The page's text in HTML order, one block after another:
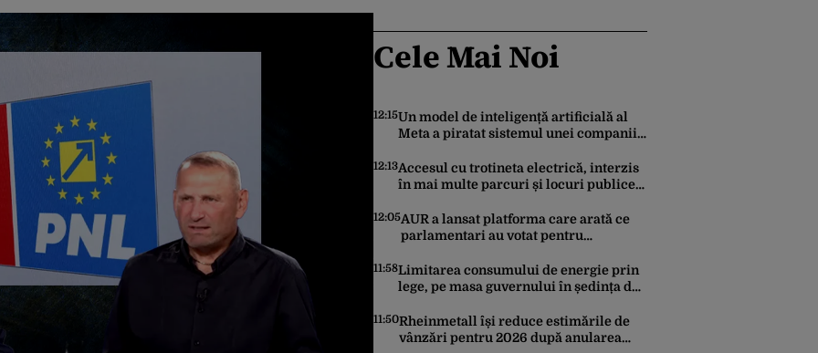
Cele Mai Noi
12:15Un model de inteligență artificială al
Meta a piratat sistemul unei companii
timpul unui test de securitate
12:13Accesul cu trotineta electrică, interzis
în mai multe parcuri și locuri publice
premieră, iar amenzile sunt
usturătoare
12:05AUR a lansat platforma care arată ce
parlamentari au votat pentru
11:58Limitarea consumului de energie prin
lege, pe masa guvernului în ședința de
proiectul în caz de pandemie,
cutremur sau conflict armat
11:50Rheinmetall își reduce estimările de
vânzări pentru 2026 după anularea